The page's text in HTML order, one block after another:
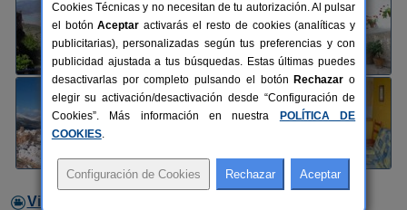
Video
Cookies Técnicas y no necesitan de tu autorización. Al pulsar
el botónAceptar activarás el resto de cookies (analíticas y
publicitarias), personalizadas según tus preferencias y con
publicidad ajustada a tus búsquedas. Estas últimas puedes
desactivarlas por completo pulsando el botón Rechazar o
elegir su activación/desactivación desde “Configuración de
Cookies”. Más información en nuestra
POLÍTICA DE
COOKIES.